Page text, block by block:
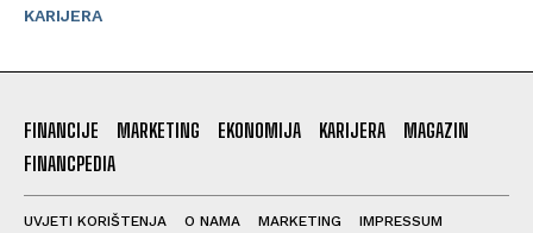
KARIJERA
FINANCIJE MARKETING EKONOMIJA KARIJERA
MAGAZIN
FINANCPEDIA
UVJETI KORIŠTENJA O NAMA MARKETING
IMPRESSUM